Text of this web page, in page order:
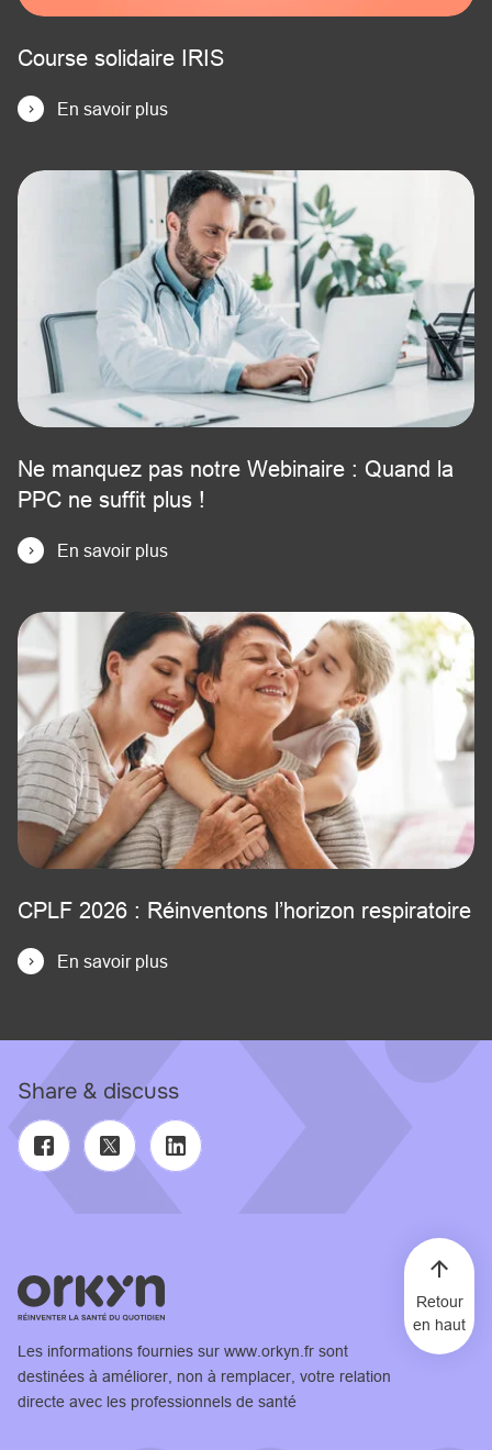
Course solidaire IRIS
En savoir plus
Ne manquez pas notre Webinaire : Quand la
PPC ne suffit plus !
En savoir plus
CPLF 2026 : Réinventons l’horizon respiratoire
En savoir plus
Share & discuss
Les informations fournies sur www.orkyn.fr sont
destinées à améliorer, non à remplacer, votre relation
directe avec les professionnels de santé
Retour
en haut